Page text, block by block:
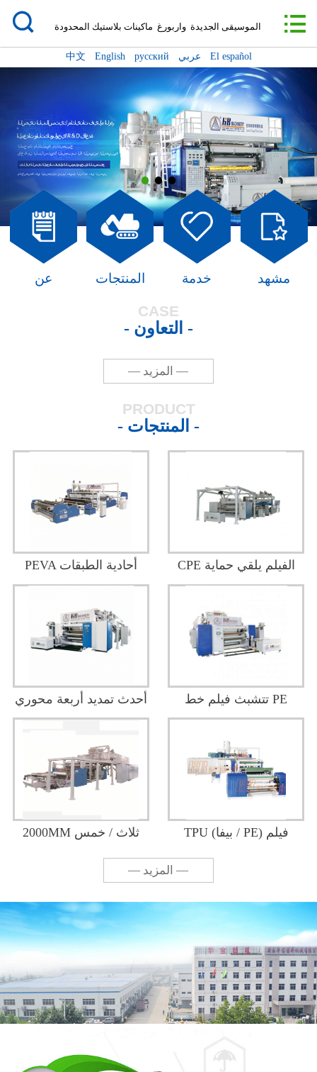
عن
دينامية
المنتجات
التعاون
خدمة
مشهد


中文 English русский عربي El español
عن المنتجات خدمة مشهد
CASE
- التعاون -
— المزيد —
PRODUCT
- المنتجات -
PEVA أحادية الطبقات
شارك في مقذوف تنقش
فيلم مركب خط الانتاج
CPE الفيلم يلقي حماية
خط الانتاج
أحدث تمديد أربعة محوري
من PE امتداد الفيلم / فيلم
خط إنتاج المراعي
تتشبث فيلم خط PE
مقذوف شارك في خمسة
(ثلاثة محاور نظام لف)
2000MM ثلاث / خمس
سنوات مقذوف شارك
عالي السرعة المصبوب
PE امتداد الخط السينمائي
TPU (بيفا / PE) فيلم
والخط التصفيح
— المزيد —